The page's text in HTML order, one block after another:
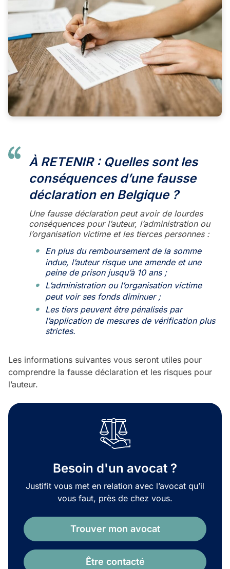
À RETENIR : Quelles sont les
conséquences d’une fausse
déclaration en Belgique ?
Une fausse déclaration peut avoir de lourdes
conséquences pour l’auteur, l’administration ou
l’organisation victime et les tierces personnes :
En plus du remboursement de la somme
indue, l’auteur risque une amende et une
peine de prison jusqu’à 10 ans ;
L’administration ou l’organisation victime
peut voir ses fonds diminuer ;
Les tiers peuvent être pénalisés par
l’application de mesures de vérification plus
strictes.
Les informations suivantes vous seront utiles pour
comprendre la fausse déclaration et les risques pour
l’auteur.
Besoin d'un avocat ?
Justifit vous met en relation avec l’avocat qu’il
vous faut, près de chez vous.
Trouver mon avocat
Être contacté